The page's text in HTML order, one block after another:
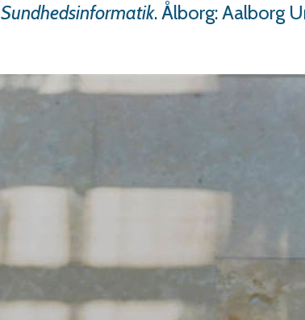
Sundhedsinformatik. Ålborg: Aalborg